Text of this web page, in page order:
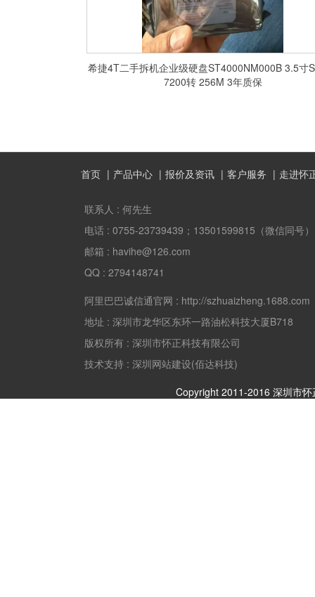
希捷4T二手拆机企业级硬盘ST4000NM000B 3.5寸
7200转 256M 3年质保
首页 产品中心 报价及资讯 客户服务 走进怀
联系人 : 何先生
电话 : 0755-23739439；13501599815（微信同号）
邮箱 : havihe@126.com
QQ : 2794148741
阿里巴巴诚信通官网 : http://szhuaizheng.1688.com
地址 : 深圳市龙华区东环一路油松科技大厦B718
版权所有 : 深圳市怀正科技有限公司
技术支持 : 深圳网站建设(佰达科技)
Copyright 2011-2016 深圳市